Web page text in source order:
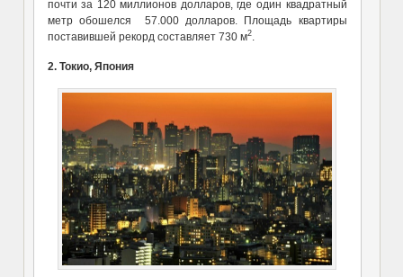
почти за 120 миллионов долларов, где один квадратный
метр обошелся 57.000 долларов. Площадь квартиры
поставившей рекорд составляет 730 м2.
2. Токио, Япония